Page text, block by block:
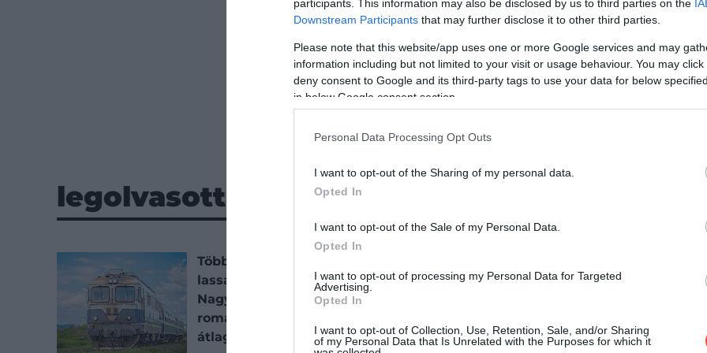
participants. This information may also be disclosed by us to third parties on the
Downstream Participants that may further disclose it to other third parties.
Please note that this website/app uses one or more Google services and may
information including but not limited to your visit or usage behaviour. You may
deny consent to Google and its third-party tags to use your data for below
in below Google consent section.
Personal Data Processing Opt Outs
I want to opt-out of the Sharing of my personal data.
Opted In
I want to opt-out of the Sale of my Personal Data.
Opted In
I want to opt-out of processing my Personal Data for Targeted
Advertising.
Opted In
I want to opt-out of Collection, Use, Retention, Sale, and/or Sharing
of my Personal Data that Is Unrelated with the Purposes for which it
legolvasottabb
Többet fizetsz, hogy
lassabban utazhass?
Nagyon alacsony a
romániai vonatok
átlagsebessége
lesz a kettős